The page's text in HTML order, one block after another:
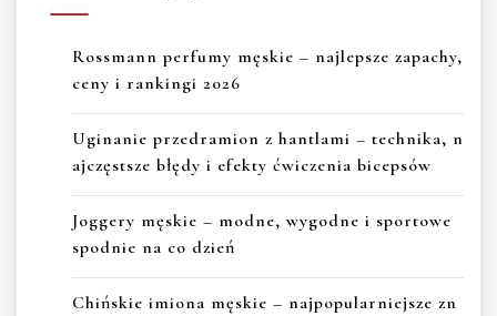
Rossmann perfumy męskie – najlepsze zapachy,
ceny i rankingi 2026
Uginanie przedramion z hantlami – technika, n
ajczęstsze błędy i efekty ćwiczenia bicepsów
Joggery męskie – modne, wygodne i sportowe
spodnie na co dzień
Chińskie imiona męskie – najpopularniejsze zn